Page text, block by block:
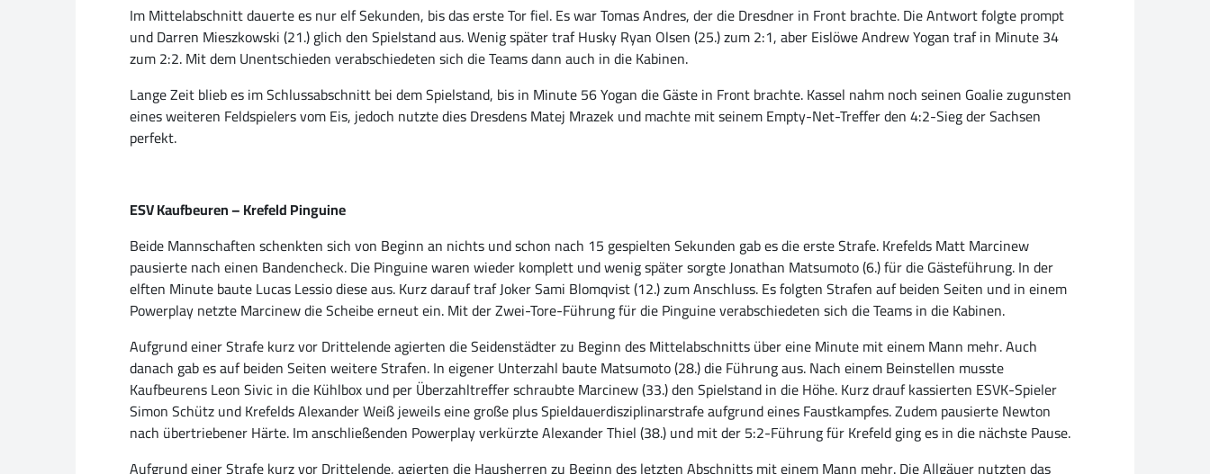
Im Mittelabschnitt dauerte es nur elf Sekunden, bis das erste Tor fiel. Es war Tomas Andres, der die Dresdner in Front brachte. Die Antwort folgte prompt
und Darren Mieszkowski (21.) glich den Spielstand aus. Wenig später traf Husky Ryan Olsen (25.) zum 2:1, aber Eislöwe Andrew Yogan traf in Minute 34
zum 2:2. Mit dem Unentschieden verabschiedeten sich die Teams dann auch in die Kabinen.
Lange Zeit blieb es im Schlussabschnitt bei dem Spielstand, bis in Minute 56 Yogan die Gäste in Front brachte. Kassel nahm noch seinen Goalie zugunsten
eines weiteren Feldspielers vom Eis, jedoch nutzte dies Dresdens Matej Mrazek und machte mit seinem Empty-Net-Treffer den 4:2-Sieg der Sachsen
perfekt.
ESV Kaufbeuren – Krefeld Pinguine
Beide Mannschaften schenkten sich von Beginn an nichts und schon nach 15 gespielten Sekunden gab es die erste Strafe. Krefelds Matt Marcinew
pausierte nach einen Bandencheck. Die Pinguine waren wieder komplett und wenig später sorgte Jonathan Matsumoto (6.) für die Gästeführung. In der
elften Minute baute Lucas Lessio diese aus. Kurz darauf traf Joker Sami Blomqvist (12.) zum Anschluss. Es folgten Strafen auf beiden Seiten und in einem
Powerplay netzte Marcinew die Scheibe erneut ein. Mit der Zwei-Tore-Führung für die Pinguine verabschiedeten sich die Teams in die Kabinen.
Aufgrund einer Strafe kurz vor Drittelende agierten die Seidenstädter zu Beginn des Mittelabschnitts über eine Minute mit einem Mann mehr. Auch
danach gab es auf beiden Seiten weitere Strafen. In eigener Unterzahl baute Matsumoto (28.) die Führung aus. Nach einem Beinstellen musste
Kaufbeurens Leon Sivic in die Kühlbox und per Überzahltreffer schraubte Marcinew (33.) den Spielstand in die Höhe. Kurz drauf kassierten ESVK-Spieler
Simon Schütz und Krefelds Alexander Weiß jeweils eine große plus Spieldauerdisziplinarstrafe aufgrund eines Faustkampfes. Zudem pausierte Newton
nach übertriebener Härte. Im anschließenden Powerplay verkürzte Alexander Thiel (38.) und mit der 5:2-Führung für Krefeld ging es in die nächste Pause.
Aufgrund einer Strafe kurz vor Drittelende, agierten die Hausherren zu Beginn des letzten Abschnitts mit einem Mann mehr. Die Allgäuer nutzten das